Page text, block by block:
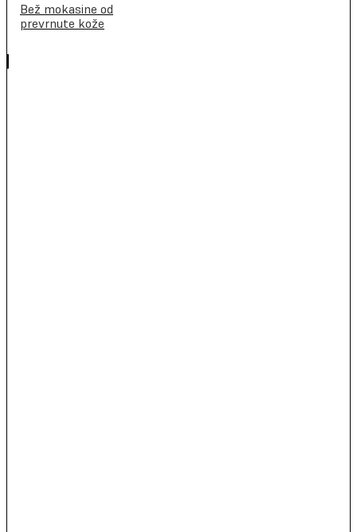
Bež mokasine od
prevrnute kože